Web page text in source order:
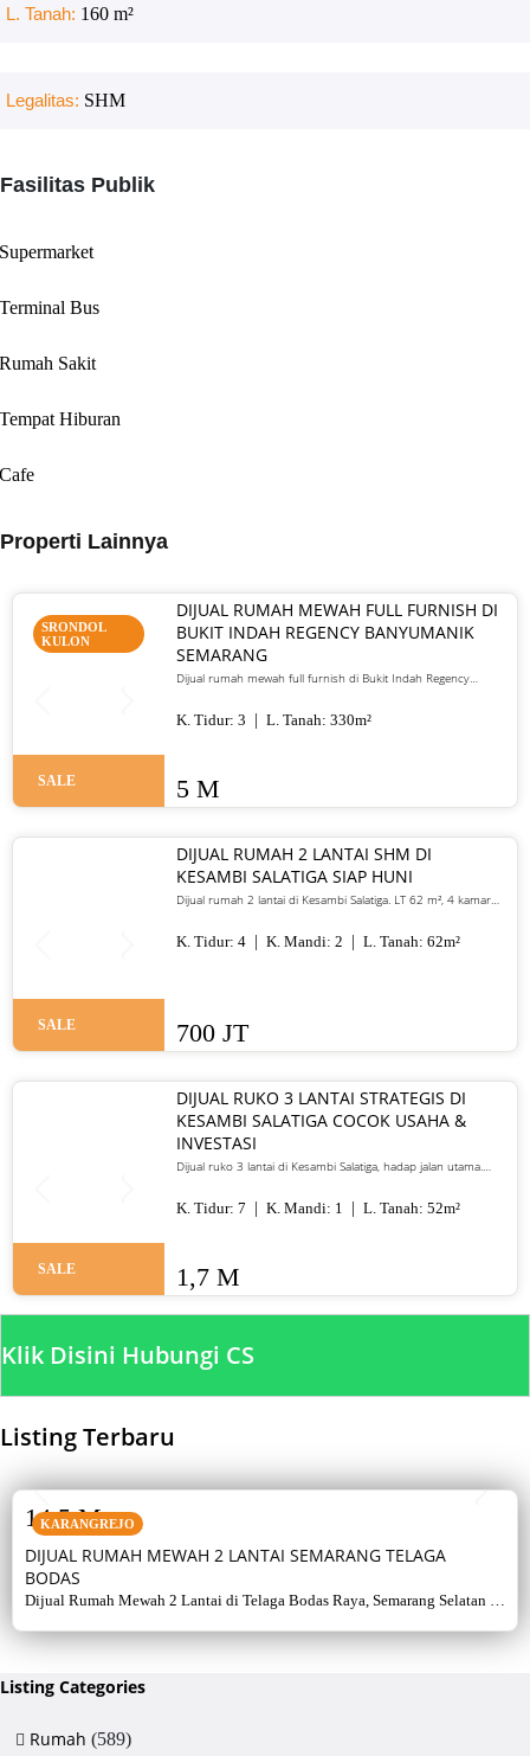
L. Tanah: 160 m²
Legalitas: SHM
Fasilitas Publik
Supermarket
Terminal Bus
Rumah Sakit
Tempat Hiburan
Cafe
Properti Lainnya
SRONDOL
KULON
SALE
DIJUAL RUMAH MEWAH FULL FURNISH DI
BUKIT INDAH REGENCY BANYUMANIK
SEMARANG
Dijual rumah mewah full furnish di Bukit Indah Regency
premium. Harga 5 M nego
K. Tidur: 3 L. Tanah: 330m²
5 M
SALE
DIJUAL RUMAH 2 LANTAI SHM DI
KESAMBI SALATIGA SIAP HUNI
Dijual rumah 2 lantai di Kesambi Salatiga. LT 62 m², 4 kamar
K. Tidur: 4 K. Mandi: 2 L. Tanah: 62m²
700 JT
SALE
DIJUAL RUKO 3 LANTAI STRATEGIS DI
KESAMBI SALATIGA COCOK USAHA &
INVESTASI
Dijual ruko 3 lantai di Kesambi Salatiga, hadap jalan utama.
nego.
K. Tidur: 7 K. Mandi: 1 L. Tanah: 52m²
1,7 M
Klik Disini Hubungi CS
Listing Terbaru
KARANGREJO
DIJUAL RUMAH MEWAH 2 LANTAI SEMARANG TELAGA
BODAS
Dijual Rumah Mewah 2 Lantai di Telaga Bodas Raya, Semarang Selatan –
listrik 5500 watt, air artetis. Lingkungan asri & strategis.
14,5 M
Listing Categories
Rumah (589)